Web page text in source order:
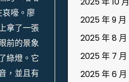
嚎。廖
拿了一張
前的景象
綠燈。它
，並且有
2025 年 9 月
2025 年 8 月
2025 年 7 月
2025 年 6 月